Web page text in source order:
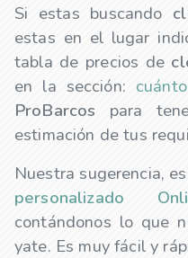
Si estas buscando
estas en el lugar
tabla de precios de
en la sección:
ProBarcos para
estimación de tus
Nuestra sugerencia,
personalizado
contándonos lo que
yate. Es muy fácil y